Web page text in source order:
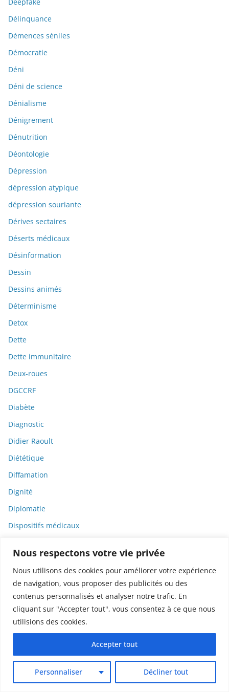
Nous respectons votre vie privée
Nous utilisons des cookies pour améliorer votre expérience
de navigation, vous proposer des publicités ou des
contenus personnalisés et analyser notre trafic. En
cliquant sur "Accepter tout", vous consentez à ce que nous
utilisions des cookies.
Personnaliser Décliner tout
Accepter tout
Délinquance
Démences séniles
Démocratie
Déni
Déni de science
Dénialisme
Dénigrement
Dénutrition
Déontologie
Dépression
dépression atypique
dépression souriante
Dérives sectaires
Déserts médicaux
Désinformation
Dessin
Dessins animés
Déterminisme
Detox
Dette
Dette immunitaire
Deux-roues
DGCCRF
Diabète
Diagnostic
Didier Raoult
Diététique
Diffamation
Dignité
Diplomatie
Dispositifs médicaux
Doctolib
Documentaire
DODGE
Donald Trump
Dons
Droit
Droit de la consommation